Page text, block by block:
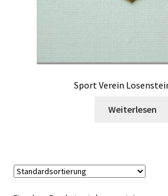
Sport Verein
Weiterlesen